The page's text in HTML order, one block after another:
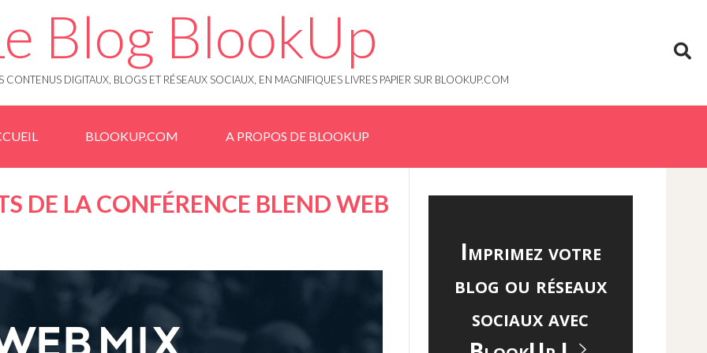
Blog BlookUp
CONTENUS DIGITAUX, BLOGS ET RÉSEAUX SOCIAUX, EN MAGNIFIQUES LIVRES PAPIER SUR BLOOKUP.COM
BLOOKUP.COM A PROPOS DE BLOOKUP
DE LA CONFÉRENCE BLEND WEB
Imprimez votre
blog ou réseaux
sociaux avec